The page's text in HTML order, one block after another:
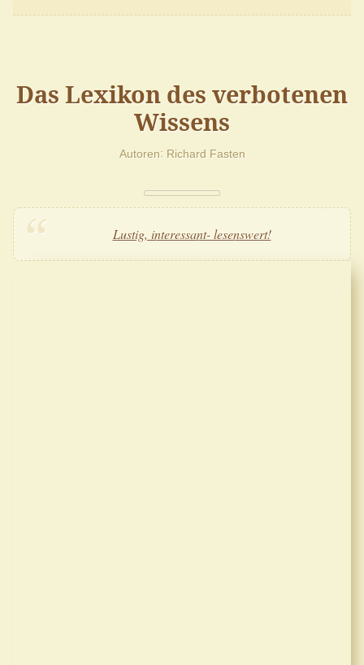
Das Lexikon des verbotenen
Wissens
Autoren Richard Fasten
Lustig, interessant- lesenswert!